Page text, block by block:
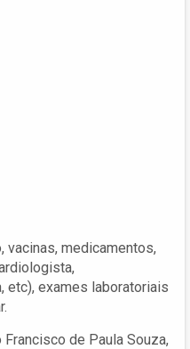
vacinas, medicamentos,
exames laboratoriais
de Paula Souza,